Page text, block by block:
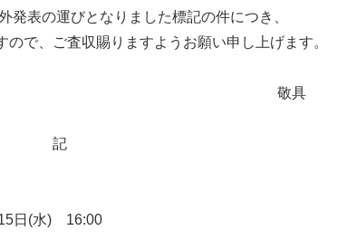
発表の運びとなりました標記の件につき、
で、ご査収賜りますようお願い申し上げます。
具
日(水) 16:00